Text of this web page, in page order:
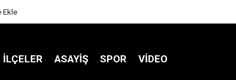
Ekle
İLÇELER ASAYİŞ SPOR VIDEO